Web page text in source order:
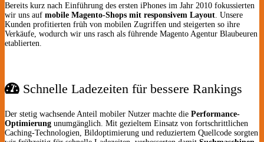
Bereits kurz nach Einführung des ersten iPhones im Jahr 2010 fokussierten
wir uns auf mobile Magento-Shops mit responsivem Layout . Unsere
Kunden profitierten früh von mobilen Zugriffen und steigerten so ihre
Verkäufe, wodurch wir uns rasch als führende Magento Agentur Blaubeuren
etablierten.
Schnelle Ladezeiten für bessere Rankings
Der stetig wachsende Anteil mobiler Nutzer machte die Performance-
Optimierung unumgänglich. Mit gezieltem Einsatz von fortschrittlichen
Caching-Technologien, Bildoptimierung und reduziertem Quellcode sorgten